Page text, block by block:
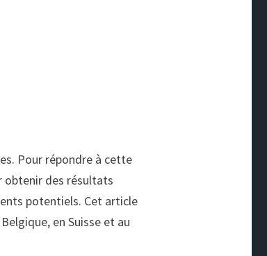
Pour répondre à cette
obtenir des résultats
potentiels. Cet article
en Suisse et au